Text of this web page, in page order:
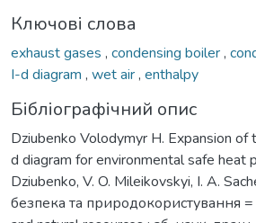
Ключові слова
exhaust gases , condensing boiler,
I-d diagram , wet air, enthalpy
Бібліографічний опис
Dziubenko Volodymyr H. Expansion of
d diagram for environmental safe heat
Dziubenko, V. O. Mileikovskyi, I. A.
безпека та природокористування